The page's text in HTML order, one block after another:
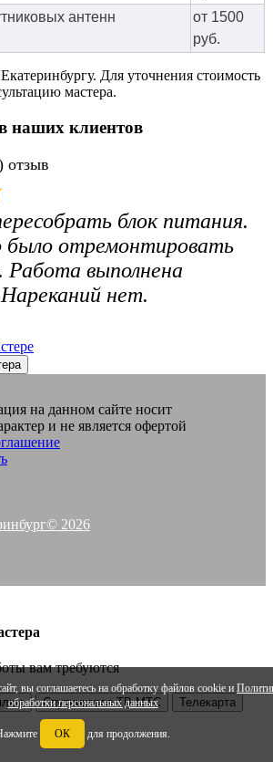
вы соглашаетесь на обработку файлов cookie и
обработки персональных данных
ОК для продолжения.
антенн
от 1500
руб.
Для уточнения стоимость
мастера.
наших клиентов
отзыв
блок питания.
отремонтировать
Работа выполнена
нет.
на данном сайте носит
и не является офертой
2026
вам требуются
Спутниковое ТВ МТС
Телекарта